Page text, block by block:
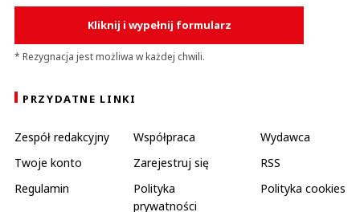
Kliknij i wypełnij formularz
* Rezygnacja jest możliwa w każdej chwili.
PRZYDATNE LINKI
Zespół redakcyjny Współpraca
Wydawca
Twoje konto
Zarejestruj się
RSS
Regulamin
Polityka
prywatności
Polityka cookies